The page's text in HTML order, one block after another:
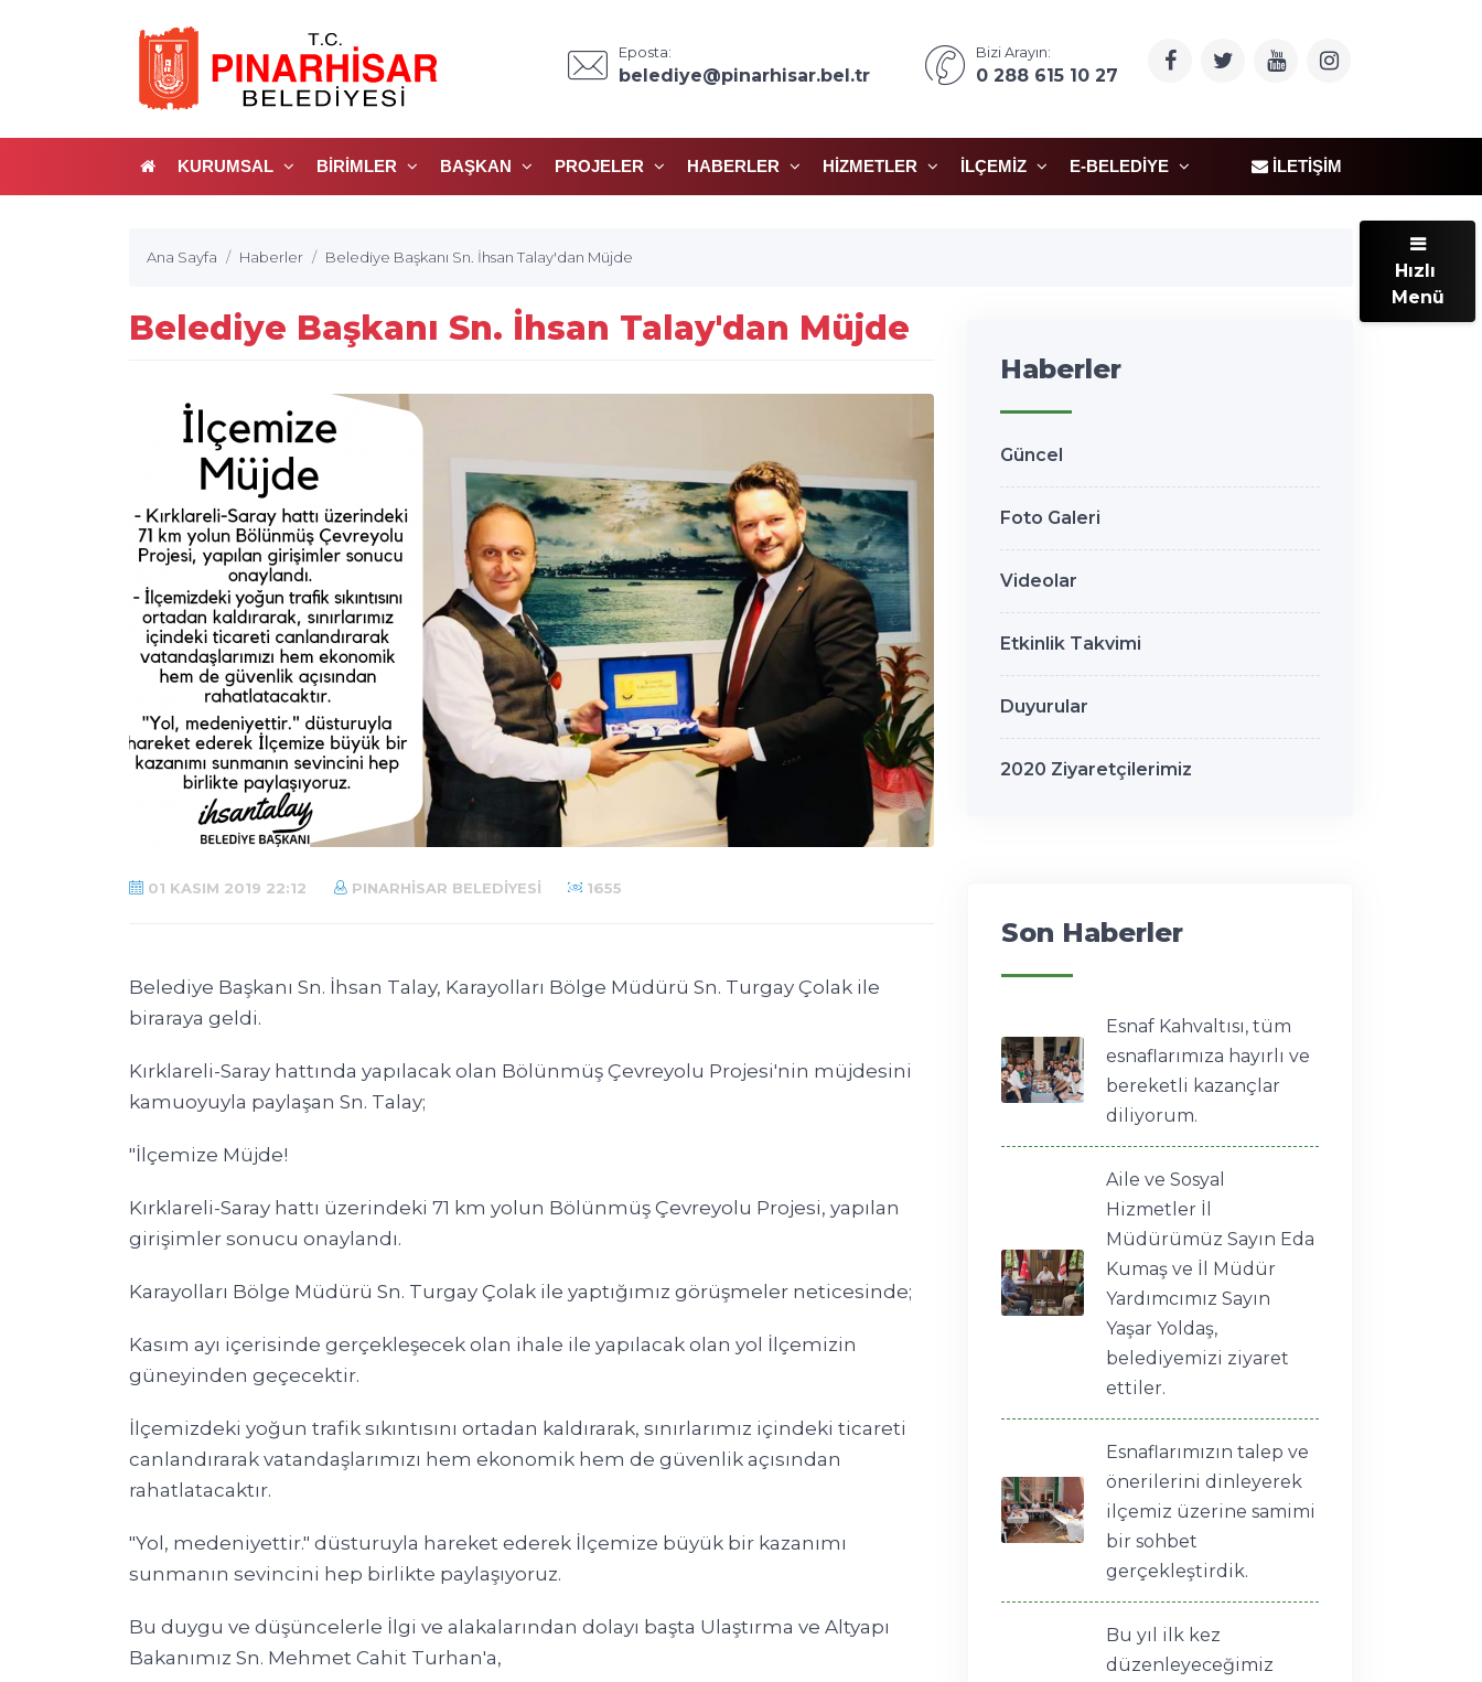
Eposta:
belediye@pinarhisar.bel.tr
Bizi Arayın:
0 288 615 10 27
KURUMSAL BİRİMLER BAŞKAN PROJELER HABERLER HIZMETLER İLÇEMIZ E-BELEDIYE İLETIŞIM
Ana Sayfa Haberler Belediye Başkanı Sn. İhsan Talay'dan Müjde
Belediye Başkanı Sn. İhsan Talay'dan Müjde
01 KASIM 2019 22:12 PINARHISAR BELEDIYESI 1655
Belediye Başkanı Sn. İhsan Talay, Karayolları Bölge Müdürü Sn. Turgay Çolak ile
biraraya geldi.
Kırklareli-Saray hattında yapılacak olan Bölünmüş Çevreyolu Projesi'nin müjdesini
kamuoyuyla paylaşan Sn. Talay;
"İlçemize Müjde!
Kırklareli-Saray hattı üzerindeki 71 km yolun Bölünmüş Çevreyolu Projesi, yapılan
girişimler sonucu onaylandı.
Karayolları Bölge Müdürü Sn. Turgay Çolak ile yaptığımız görüşmeler neticesinde;
Kasım ayı içerisinde gerçekleşecek olan ihale ile yapılacak olan yol İlçemizin
güneyinden geçecektir.
İlçemizdeki yoğun trafik sıkıntısını ortadan kaldırarak, sınırlarımız içindeki ticareti
canlandırarak vatandaşlarımızı hem ekonomik hem de güvenlik açısından
rahatlatacaktır.
"Yol, medeniyettir." düsturuyla hareket ederek İlçemize büyük bir kazanımı
sunmanın sevincini hep birlikte paylaşıyoruz.
Bu duygu ve düşüncelerle İlgi ve alakalarından dolayı başta Ulaştırma ve Altyapı
Bakanımız Sn. Mehmet Cahit Turhan'a,
Haberler
Güncel
Foto Galeri
Videolar
Etkinlik Takvimi
Duyurular
2020 Ziyaretçilerimiz
Son Haberler
Esnaf Kahvaltısı, tüm
esnaflarımıza hayırlı ve
bereketli kazançlar
diliyorum.
Aile ve Sosyal
Hizmetler İl
Müdürümüz Sayın Eda
Kumaş ve İl Müdür
Yardımcımız Sayın
Yaşar Yoldaş,
belediyemizi ziyaret
ettiler.
Esnaflarımızın talep ve
önerilerini dinleyerek
ilçemiz üzerine samimi
bir sohbet
gerçekleştirdik.
Bu yıl ilk kez
düzenleyeceğimiz
Hızlı
Menü